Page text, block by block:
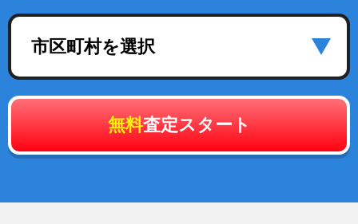
市区町村を選択
無料査定スタート